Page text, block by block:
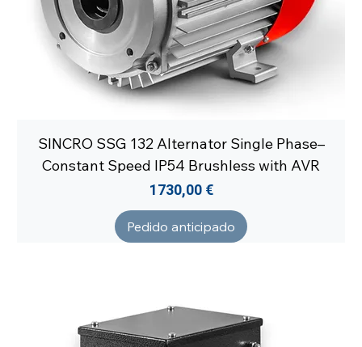
SINCRO SSG 132 Alternator Single Phase–
Constant Speed IP54 Brushless with AVR
Precio
1730,00 €
Pedido anticipado